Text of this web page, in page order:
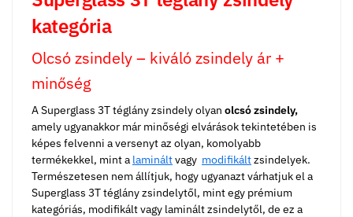
kategória
Olcsó zsindely – kiváló zsindely ár +
minőség
A Superglass 3T téglány zsindely olyan olcsó zsindely,
amely ugyanakkor már minőségi elvárások tekintetében is
képes felvenni a versenyt az olyan, komolyabb
termékekkel, mint a lamináltvagy modifikáltzsindelyek.
Természetesen nem állítjuk, hogy ugyanazt várhatjuk el a
Superglass 3T téglány zsindelytől, mint egy prémium
kategóriás, modifikált vagy laminált zsindelytől, de ez a